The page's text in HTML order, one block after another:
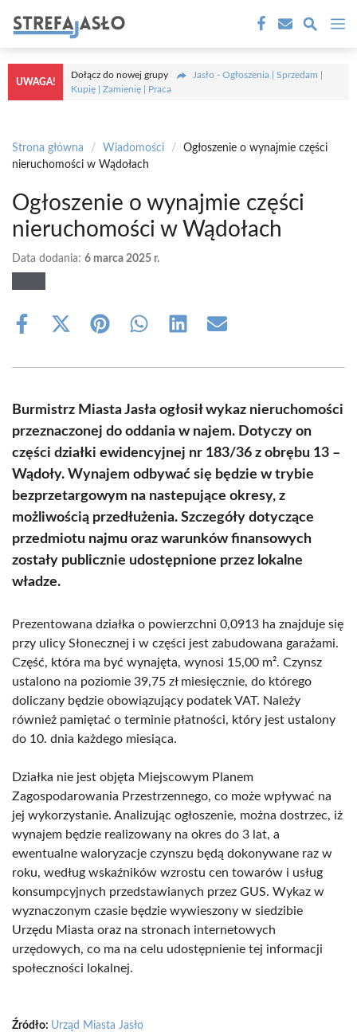
treści
UWAGA!
Dołącz do nowej grupy
Jasło - Ogłoszenia | Sprzedam |
Kupię | Zamienię | Praca
Strona główna / Wiadomości /
Ogłoszenie o wynajmie części
nieruchomości w Wądołach
Ogłoszenie o wynajmie części
nieruchomości w Wądołach
Data dodania: 6 marca 2025 r.
Share
Share
(Twitter)
Share Share Share Share
Burmistrz Miasta Jasła ogłosił wykaz nieruchomości
przeznaczonej do oddania w najem. Dotyczy on
części działki ewidencyjnej nr 183/36 z obrębu 13 –
Wądoły. Wynajem odbywać się będzie w trybie
bezprzetargowym na nastepujące okresy, z
możliwością przedłużenia. Szczegóły dotyczące
przedmiotu najmu oraz warunków finansowych
zostały publicznie udostępnione przez lokalne
władze.
Prezentowana działka o powierzchni 0,0913 ha znajduje się
przy ulicy Słonecznej i w części jest zabudowana garażami.
Część, która ma być wynajęta, wynosi 15,00 m². Czynsz
ustalono na poziomie 39,75 zł miesięcznie, do którego
doliczany będzie obowiązujący podatek VAT. Należy
również pamiętać o terminie płatności, który jest ustalony
do 10. dnia każdego miesiąca.
Działka nie jest objęta Miejscowym Planem
Zagospodarowania Przestrzennego, co może wpływać na
jej wykorzystanie. Analizując ogłoszenie, można dostrzec, iż
wynajem będzie realizowany na okres do 3 lat, a
ewentualne waloryzacje czynszu będą dokonywane raz w
roku, według wskaźników wzrostu cen towarów i usług
konsumpcyjnych przedstawianych przez GUS. Wykaz w
wyznaczonym czasie będzie wywieszony w siedzibie
Urzędu Miasta oraz na stronach internetowych
urzędowych, co ma na celu udostępnienie tej informacji
społeczności lokalnej.
Źródło: Urząd Miasta Jasło